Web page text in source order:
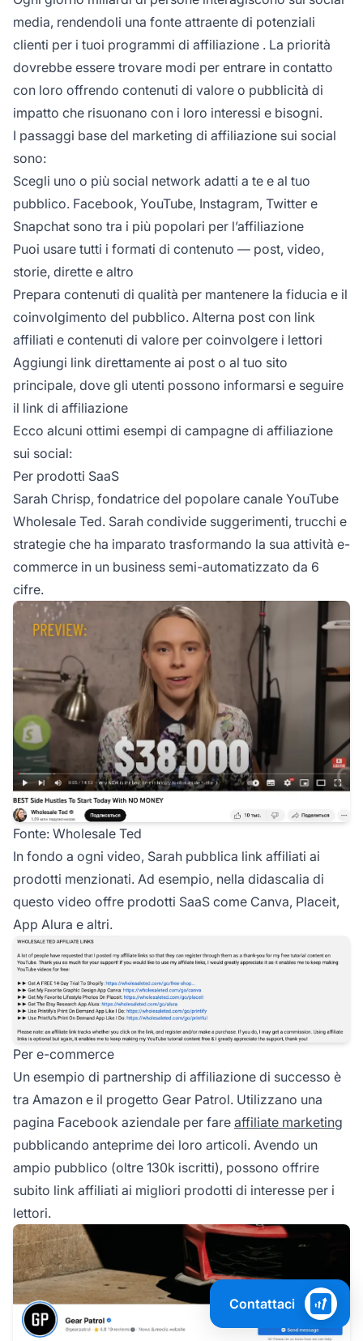
media, rendendoli una fonte attraente di potenziali
clienti per i tuoi programmi di affiliazione . La priorità
dovrebbe essere trovare modi per entrare in contatto
con loro offrendo contenuti di valore o pubblicità di
impatto che risuonano con i loro interessi e bisogni.
I passaggi base del marketing di affiliazione sui social
sono:
Scegli uno o più social network adatti a te e al tuo
pubblico. Facebook, YouTube, Instagram, Twitter e
Snapchat sono tra i più popolari per l’affiliazione
Puoi usare tutti i formati di contenuto — post, video,
storie, dirette e altro
Prepara contenuti di qualità per mantenere la fiducia e il
coinvolgimento del pubblico. Alterna post con link
affiliati e contenuti di valore per coinvolgere i lettori
Aggiungi link direttamente ai post o al tuo sito
principale, dove gli utenti possono informarsi e seguire
il link di affiliazione
Ecco alcuni ottimi esempi di campagne di affiliazione
sui social:
Per prodotti SaaS
Sarah Chrisp, fondatrice del popolare canale YouTube
Wholesale Ted. Sarah condivide suggerimenti, trucchi e
strategie che ha imparato trasformando la sua attività e-
commerce in un business semi-automatizzato da 6
cifre.
Fonte: Wholesale Ted
In fondo a ogni video, Sarah pubblica link affiliati ai
prodotti menzionati. Ad esempio, nella didascalia di
questo video offre prodotti SaaS come Canva, Placeit,
App Alura e altri.
Per e-commerce
Un esempio di partnership di affiliazione di successo è
tra Amazon e il progetto Gear Patrol. Utilizzano una
pagina Facebook aziendale per fare affiliate marketing
pubblicando anteprime dei loro articoli. Avendo un
ampio pubblico (oltre 130k iscritti), possono offrire
subito link affiliati ai migliori prodotti di interesse per i
lettori.
Contattaci